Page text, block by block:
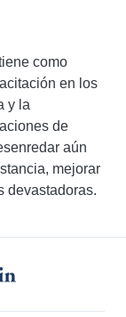
como
en los
y la
de
aún
mejorar
devastadoras.